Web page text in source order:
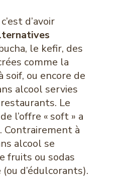
d’avoir
le kefir, des
comme la
soif, ou encore de
alcool servies
Le
l’offre « soft » a
Contrairement à
alcool se
fruits ou sodas
d’édulcorants).